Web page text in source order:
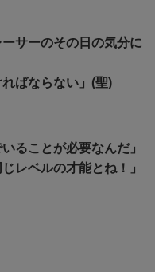
サーのその日の気分に
ばならない」(聖)
ることが必要なんだ」
レベルの才能とね！」